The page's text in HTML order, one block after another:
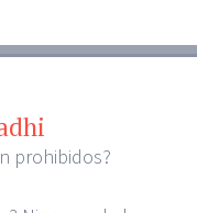
prohibidos?